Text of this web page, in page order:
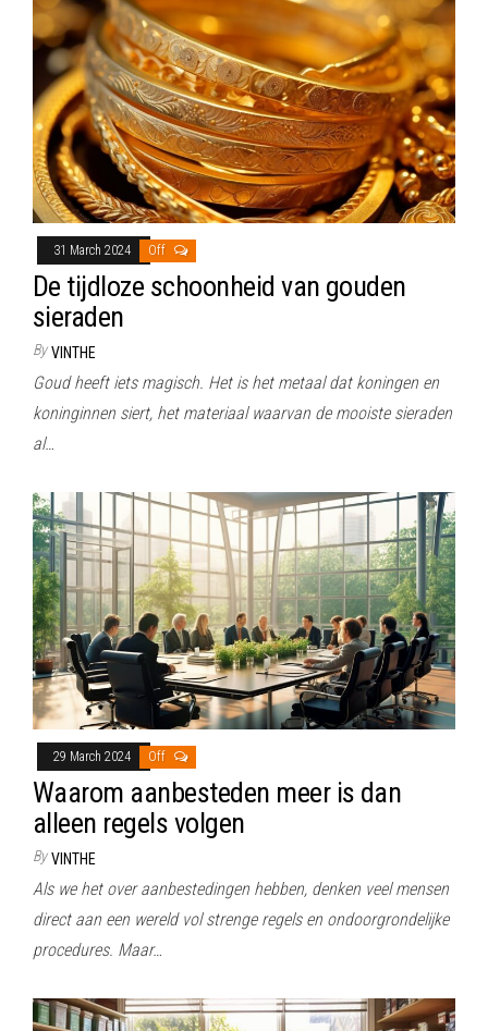
31 March 2024 Off
De tijdloze schoonheid van gouden
sieraden
By VINTHE
Goud heeft iets magisch. Het is het metaal dat koningen en
koninginnen siert, het materiaal waarvan de mooiste sieraden
al…
29 March 2024 Off
Waarom aanbesteden meer is dan
alleen regels volgen
By VINTHE
Als we het over aanbestedingen hebben, denken veel mensen
direct aan een wereld vol strenge regels en ondoorgrondelijke
procedures. Maar…